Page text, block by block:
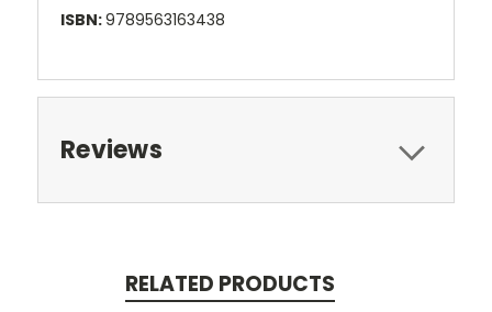
ISBN:9789563163438
Reviews
RELATED PRODUCTS